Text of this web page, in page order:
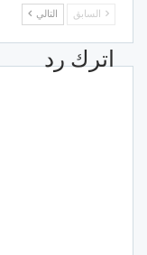
السابق التالي
اترك رد